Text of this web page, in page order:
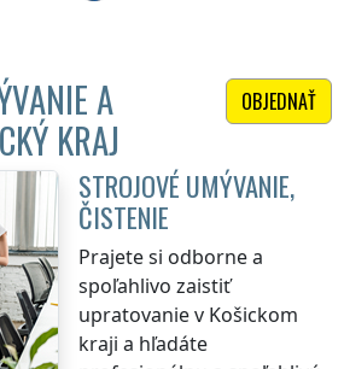
OBJEDNAŤ
A
KRAJ
STROJOVÉ UMÝVANIE,
ČISTENIE
Prajete si odborne a
spoľahlivo zaistiť
upratovaniev Košickom
kraji a hľadáte